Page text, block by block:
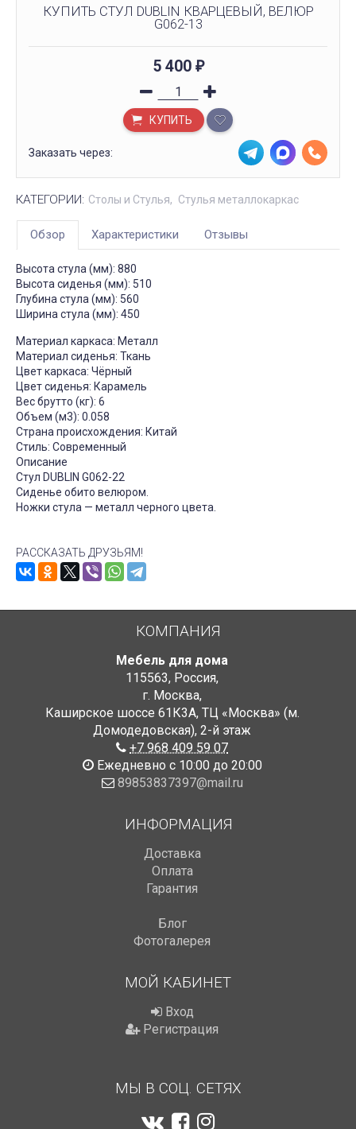
КУПИТЬ СТУЛ DUBLIN КВАРЦЕВЫЙ, ВЕЛЮР
G062-13
5 400 ₽
КУПИТЬ
Заказать через:
КАТЕГОРИИ: Столы и Стулья Стулья металлокаркас
Обзор Характеристики Отзывы
Высота стула (мм): 880
Высота сиденья (мм): 510
Глубина стула (мм): 560
Ширина стула (мм): 450
Материал каркаса: Металл
Материал сиденья: Ткань
Цвет каркаса: Чёрный
Цвет сиденья: Карамель
Вес брутто (кг): 6
Объем (м3): 0.058
Страна происхождения: Китай
Стиль: Современный
Описание
Стул DUBLIN G062-22
Сиденье обито велюром.
Ножки стула — металл черного цвета.
РАССКАЗАТЬ ДРУЗЬЯМ!
КОМПАНИЯ
Мебель для дома
115563, Россия,
г. Москва,
Каширское шоссе 61К3А, ТЦ «Москва» (м.
Домодедовская), 2-й этаж
+7 968 409 59 07
Ежедневно с 10:00 до 20:00
89853837397@mail.ru
ИНФОРМАЦИЯ
Доставка
Оплата
Гарантия
Блог
Фотогалерея
МОЙ КАБИНЕТ
Вход
Регистрация
МЫ В СОЦ. СЕТЯХ